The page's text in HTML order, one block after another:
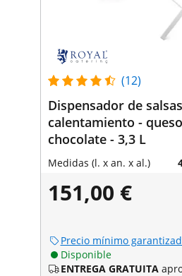
(12)
Dispensador de
calentamiento -
chocolate - 3,3 L
Medidas (l. x an. x al.)
151,00 €
Precio mínimo
Disponible
ENTREGA GRATUITA